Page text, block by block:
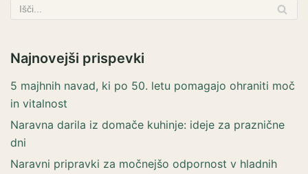
Najnovejši prispevki
5 majhnih navad, ki po 50. letu pomagajo ohraniti moč
in vitalnost
Naravna darila iz domače kuhinje: ideje za praznične
dni
Naravni pripravki za močnejšo odpornost v hladnih